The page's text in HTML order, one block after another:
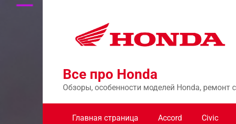
Перейти
Все про Honda
Обзоры, особенности моделей Honda,
Главная страница Accord Civic